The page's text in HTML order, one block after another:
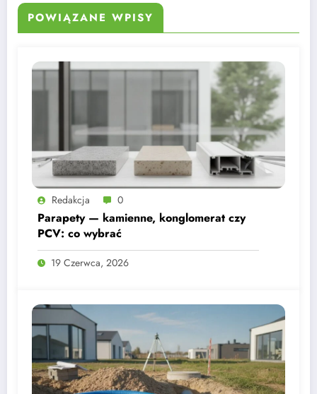
POWIĄZANE WPISY
Redakcja 0
Parapety — kamienne, konglomerat czy
PCV: co wybrać
19 Czerwca, 2026